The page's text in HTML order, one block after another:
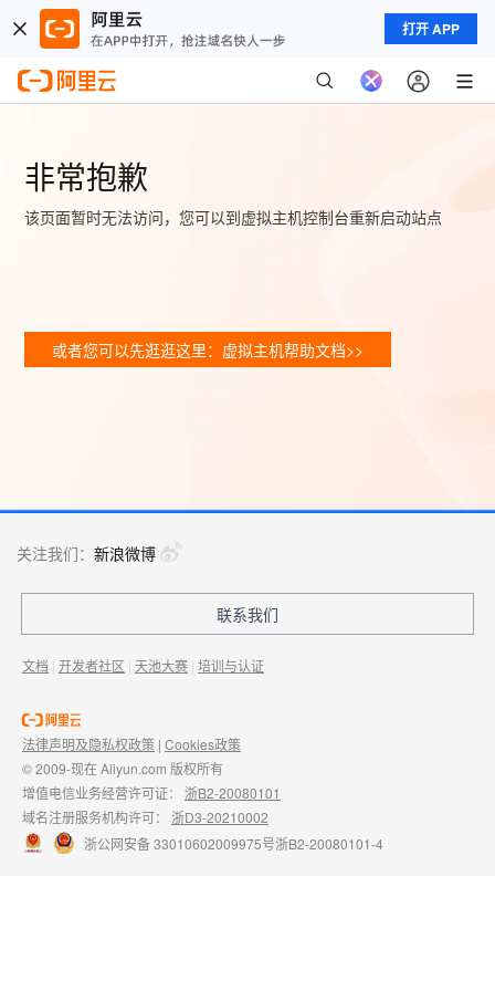
打开 APP
非常抱歉
该页面暂时无法访问，您可以到虚拟主机控制台重新启动站点
或者您可以先逛逛这里：虚拟主机帮助文档>>